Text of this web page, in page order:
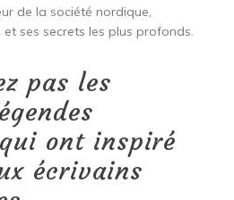
de la société nordique,
ses secrets les plus profonds.
pas les
ont inspiré
écrivains